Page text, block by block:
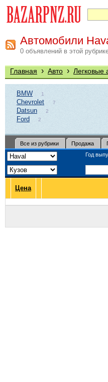
Автомобили
0 объявлений в этой
Главная › Авто › Легковые
BMW 1
Chevrolet 7
Datsun 2
Ford 2
Все из рубрики Продажа
Год
Цена